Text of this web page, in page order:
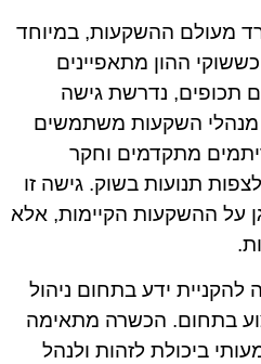
מעולם ההשקעות, במיוחד
ההון מתאפיינים
תכופים, נדרשת גישה
מנהלי השקעות משתמשים
מתקדמים וחקר
תנועות בשוק. גישה זו
על ההשקעות הקיימות, אלא
להקניית ידע בתחום ניהול
בתחום. הכשרה מתאימה
ביכולת לזהות ולנהל